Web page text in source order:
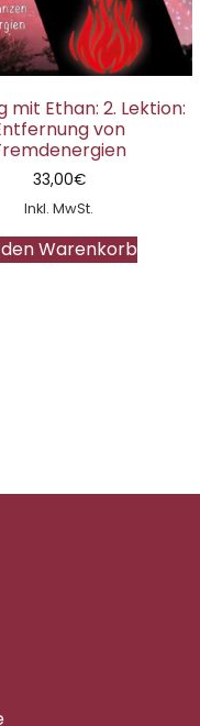
mit Ethan: 2. Lektion:
von
33,00€
Inkl. MwSt.
Warenkorb